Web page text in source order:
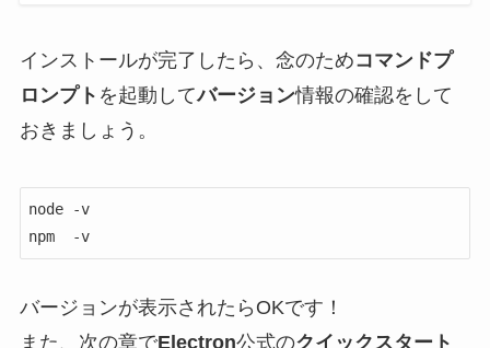
インストールが完了したら、念のためコマンドプ
ロンプト を起動してバージョン情報の確認をして
おきましょう。
node -v
npm  -v
バージョンが表示されたらOKです！
また、次の章でElectron公式のクイックスタート